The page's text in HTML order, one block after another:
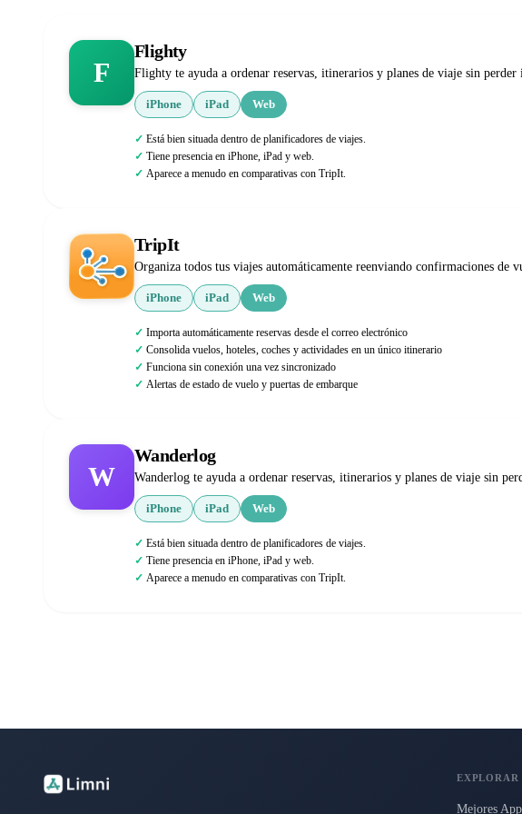
F
Flighty
Flighty te ayuda a ordenar reservas, itinerarios y planes de viaje sin
iPhone iPad Web
Está bien situada dentro de planificadores de viajes.
Tiene presencia en iPhone, iPad y web.
Aparece a menudo en comparativas con TripIt.
TripIt
Organiza todos tus viajes automáticamente reenviando confirmaciones
iPhone iPad Web
Importa automáticamente reservas desde el correo electrónico
Consolida vuelos, hoteles, coches y actividades en un único itinerario
Funciona sin conexión una vez sincronizado
Alertas de estado de vuelo y puertas de embarque
W
Wanderlog
Wanderlog te ayuda a ordenar reservas, itinerarios y planes de viaje sin
iPhone iPad Web
Está bien situada dentro de planificadores de viajes.
Tiene presencia en iPhone, iPad y web.
Aparece a menudo en comparativas con TripIt.
EXPLORAR
Mejores